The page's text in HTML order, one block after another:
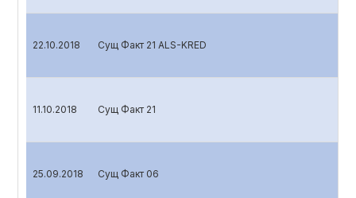
22.10.2018 Сущ Факт 21 ALS-KRED
11.10.2018 Сущ Факт 21
25.09.2018 Сущ Факт 06